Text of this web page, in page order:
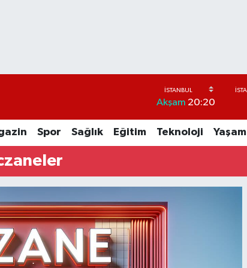
Akşam 20:20
Spor Sağlık Eğitim Teknoloji Yaşam